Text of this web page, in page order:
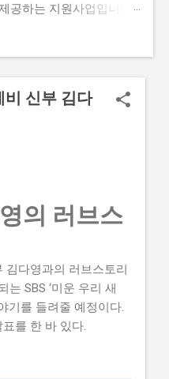
공하는 지원사업입니다.
입니다. 많은 사람이 이
는 신청 과정이 복잡하고
, 자격 요건이 까다로워서
서 입니다. 하지만, 이 글
보호 컨설팅 지원사업의
니다. 또한, 지원 내용과
원사업에 대한 모든 정보
사업, 정말 받을 수 있을
용과 실제 혜택 단계별 신
략 이 사업, 정말 받을 수
비 신부 김다
의 러브스
김다영과의 러브스토리
는 SBS ‘미운 우리 새
기를 들려줄 예정이다.
를 한 바 있다.